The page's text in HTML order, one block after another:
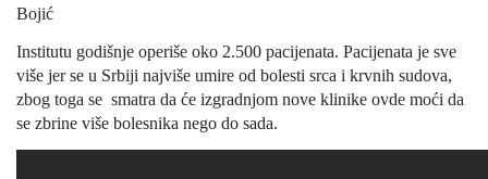
Bojić
Institutu godišnje operiše oko 2.500 pacijenata. Pacijenata je sve
više jer se u Srbiji najviše umire od bolesti srca i krvnih sudova,
zbog toga se smatra da će izgradnjom nove klinike ovde moći da
se zbrine više bolesnika nego do sada.